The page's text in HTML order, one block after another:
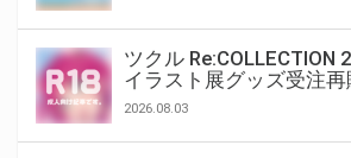
ツクル Re:COLLECTION
イラスト展グッズ受注再
2026.08.03